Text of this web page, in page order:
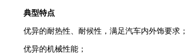
典型特点
优异的耐热性、耐候性，满足汽车内外饰要求；
优异的机械性能；